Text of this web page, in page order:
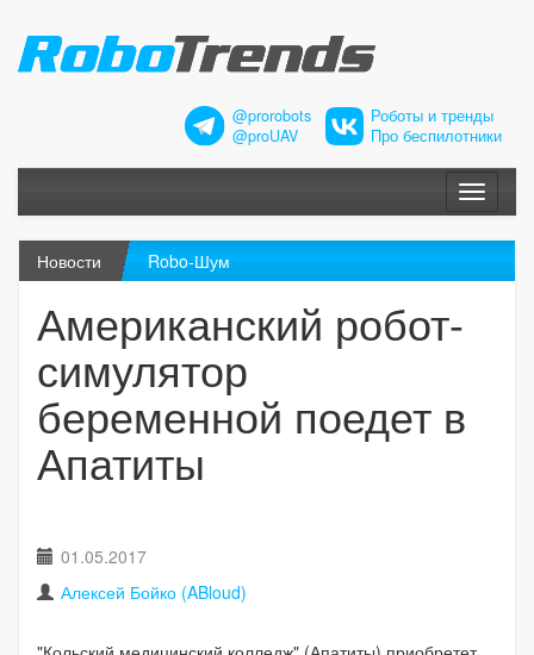
@prorobots
@proUAV
Роботы и тренды
Про беспилотники
Меню
Новости Robo-Шум
Американский робот-
симулятор
беременной поедет в
Апатиты
01.05.2017
Алексей Бойко (ABloud)